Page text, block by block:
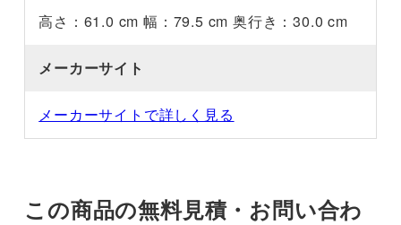
高さ：61.0 cm 幅：79.5 cm 奥行き：30.0 cm
メーカーサイト
メーカーサイトで詳しく見る
この商品の無料見積・お問い合わ